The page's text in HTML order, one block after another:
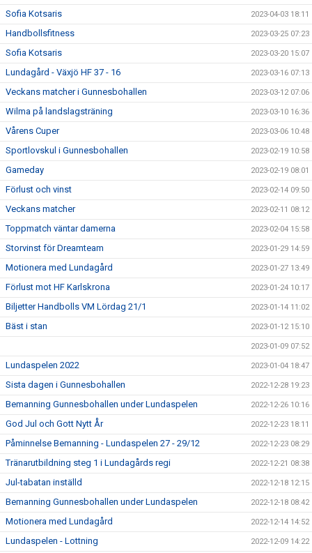
Sofia Kotsaris 2023-04-03 18:11
Handbollsfitness 2023-03-25 07:23
Sofia Kotsaris 2023-03-20 15:07
Lundagård - Växjö HF 37 - 16 2023-03-16 07:13
Veckans matcher i Gunnesbohallen 2023-03-12 07:06
Wilma på landslagsträning 2023-03-10 16:36
Vårens Cuper 2023-03-06 10:48
Sportlovskul i Gunnesbohallen 2023-02-19 10:58
Gameday 2023-02-19 08:01
Förlust och vinst 2023-02-14 09:50
Veckans matcher 2023-02-11 08:12
Toppmatch väntar damerna 2023-02-04 15:58
Storvinst för Dreamteam 2023-01-29 14:59
Motionera med Lundagård 2023-01-27 13:49
Förlust mot HF Karlskrona 2023-01-24 10:17
Biljetter Handbolls VM Lördag 21/1 2023-01-14 11:02
Bäst i stan 2023-01-12 15:10
2023-01-09 07:52
Lundaspelen 2022 2023-01-04 18:47
Sista dagen i Gunnesbohallen 2022-12-28 19:23
Bemanning Gunnesbohallen under Lundaspelen 2022-12-26 10:16
God Jul och Gott Nytt År 2022-12-23 18:11
Påminnelse Bemanning - Lundaspelen 27 - 29/12 2022-12-23 08:29
Tränarutbildning steg 1 i Lundagårds regi 2022-12-21 08:38
Jul-tabatan inställd 2022-12-18 12:15
Bemanning Gunnesbohallen under Lundaspelen 2022-12-18 08:42
Motionera med Lundagård 2022-12-14 14:52
Lundaspelen - Lottning 2022-12-09 14:22